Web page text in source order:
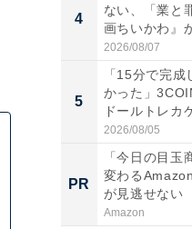
4
ない、「業と
画ちいかわ』
た...
2026/08/07
5
「15分で完
かった」
ドールトレカ
2026/08/05
PR
「今日の目玉
変わる
が見逃せない
Amazon